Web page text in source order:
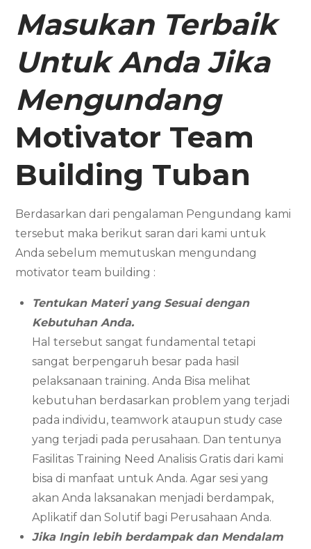
Masukan Terbaik
Untuk Anda Jika
Mengundang
Motivator Team
Building Tuban
Berdasarkan dari pengalaman Pengundang kami
tersebut maka berikut saran dari kami untuk
Anda sebelum memutuskan mengundang
motivator team building :
Tentukan Materi yang Sesuai dengan
Kebutuhan Anda.
Hal tersebut sangat fundamental tetapi
sangat berpengaruh besar pada hasil
pelaksanaan training. Anda Bisa melihat
kebutuhan berdasarkan problem yang terjadi
pada individu, teamwork ataupun study case
yang terjadi pada perusahaan. Dan tentunya
Fasilitas Training Need Analisis Gratis dari kami
bisa di manfaat untuk Anda. Agar sesi yang
akan Anda laksanakan menjadi berdampak,
Aplikatif dan Solutif bagi Perusahaan Anda.
Jika Ingin lebih berdampak dan Mendalam